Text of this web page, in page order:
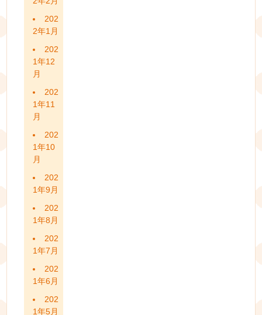
202
2年1月
202
1年12
月
202
1年11
月
202
1年10
月
202
1年9月
202
1年8月
202
1年7月
202
1年6月
202
1年5月